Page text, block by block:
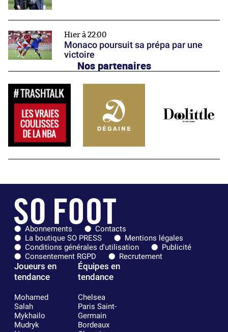
Hier à 22:00
Monaco poursuit sa prépa par une
victoire
Nos partenaires
Abonnements
Contacts
La boutique SO PRESS
Mentions légales
Conditions générales d'utilisation
Publicité
Consentement RGPD
Recrutement
Joueurs en
tendance
Mohamed
Salah
Mykhailo
Mudryk
Équipes en
tendance
Chelsea
Paris Saint-
Germain
Bordeaux